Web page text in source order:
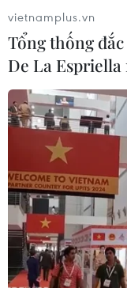
Phát triển hệ
vietnamplus.vn
Tổng thống
De La